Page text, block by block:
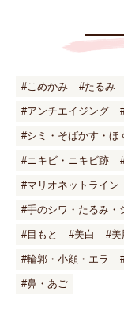
#こめかみ #たるみ
#アンチエイジング
#シミ・そばかす・ほ
#ニキビ・ニキビ跡
#マリオネットライン
#手のシワ・たるみ・
#目もと #美白 #美
#輪郭・小顔・エラ
#鼻・あご